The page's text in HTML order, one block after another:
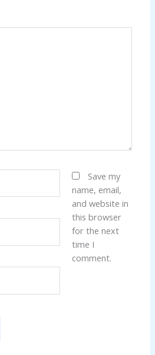
Save my
name, email,
and website in
this browser
for the next
time I
comment.